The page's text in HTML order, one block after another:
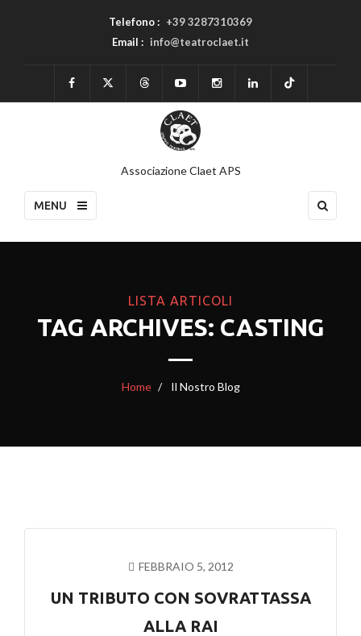
Telefono : +39 3287310369
Email : info@teatroclaet.it
Associazione Claet APS
MENU
LISTA ARTICOLI
TAG ARCHIVES: CASTING
Home Il Nostro Blog
FEBBRAIO 5, 2012
UN TRIBUTO CON SOVRATTASSA
ALLA RAI